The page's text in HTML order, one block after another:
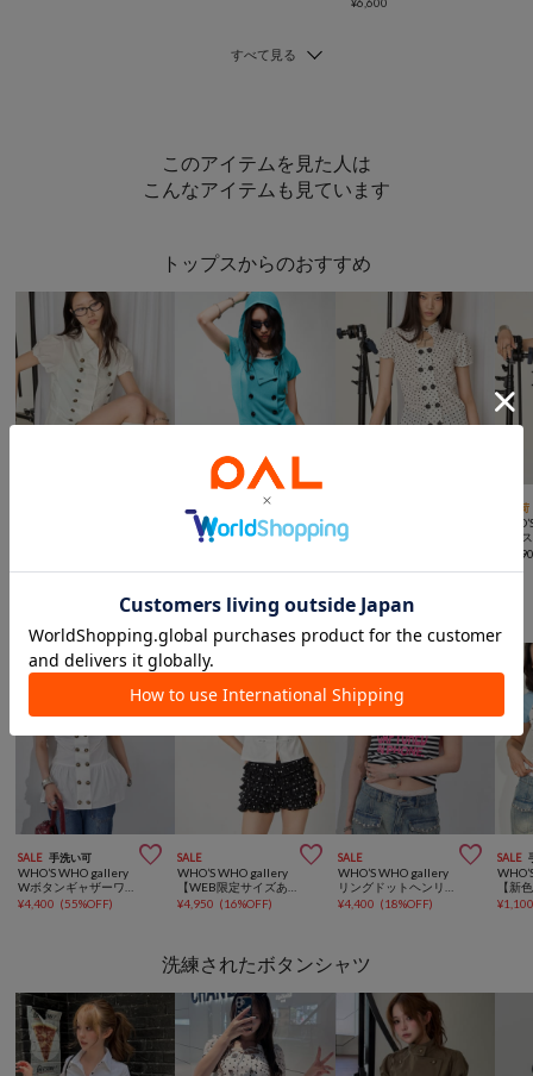
¥6,600
このアイテムを見た人は
こんなアイテムも見ています
トップスからのおすすめ
NEW
WHO’S WHO gallery
【WEB限定カラーあり/新色追加】シアーリブＷボタンフーディ
WHO’S WHO gallery
再入荷
レー
WHO’S WHO galleryからのおすすめ
SALE 手洗い可 
WHO’S WHO gallery
¥4,400 (55%OFF)
SALE 
WHO’S WHO gallery
¥4,950 (16%OFF)
SALE 
WHO’S WHO gallery
¥4,400 (18%OFF)
SALE
¥
洗練されたボタンシャツ